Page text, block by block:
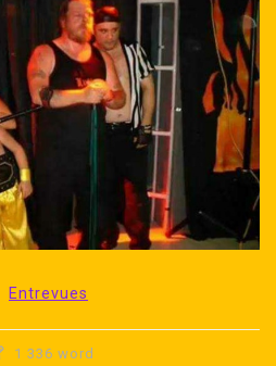
Entrevues
1 336 word